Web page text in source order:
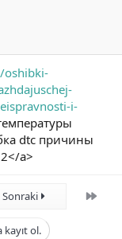
oshibki-
i-
dtc причины
a>
Sonraki Son
ol.